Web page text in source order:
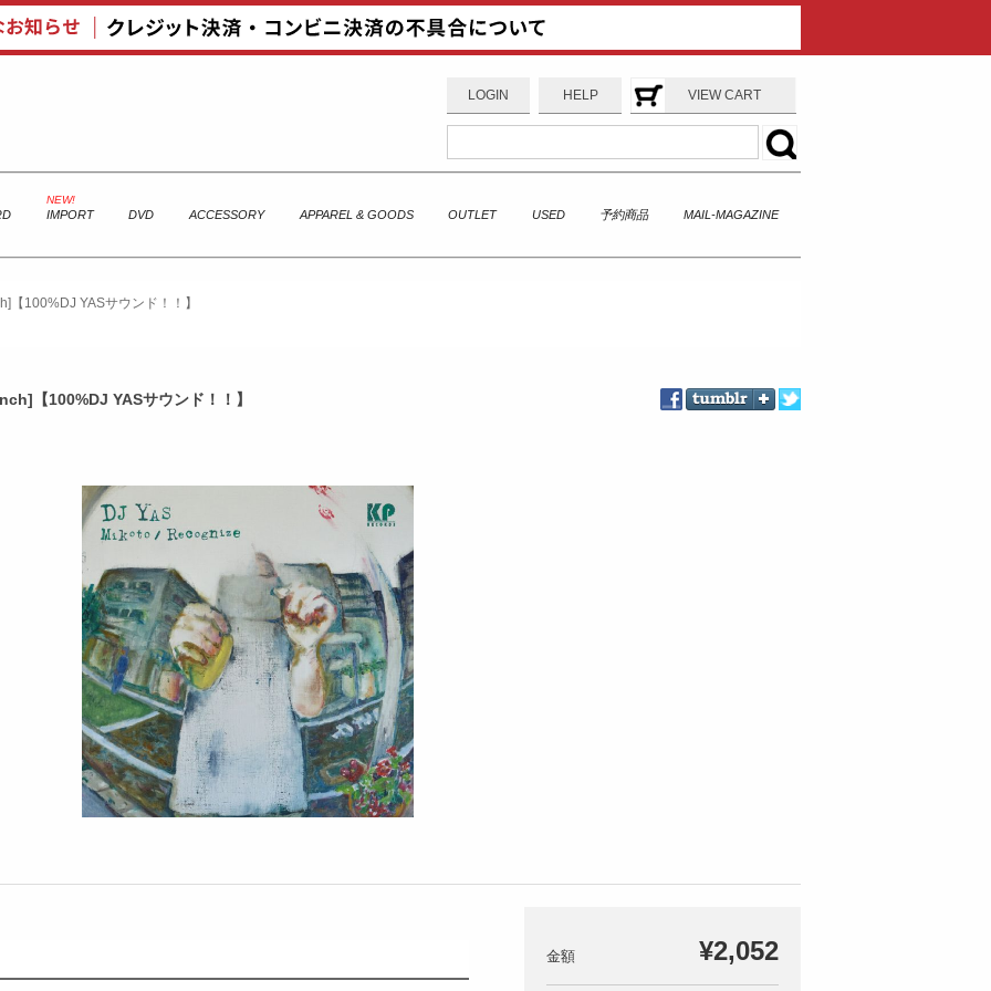
LOGIN HELP VIEW CART
IMPORT DVD ACCESSORY APPAREL & GOODS OUTLET USED 予約商品 MAIL-MAGAZINE
100%DJ YASサウンド！！】
【100%DJ YASサウンド！！】
¥2,052